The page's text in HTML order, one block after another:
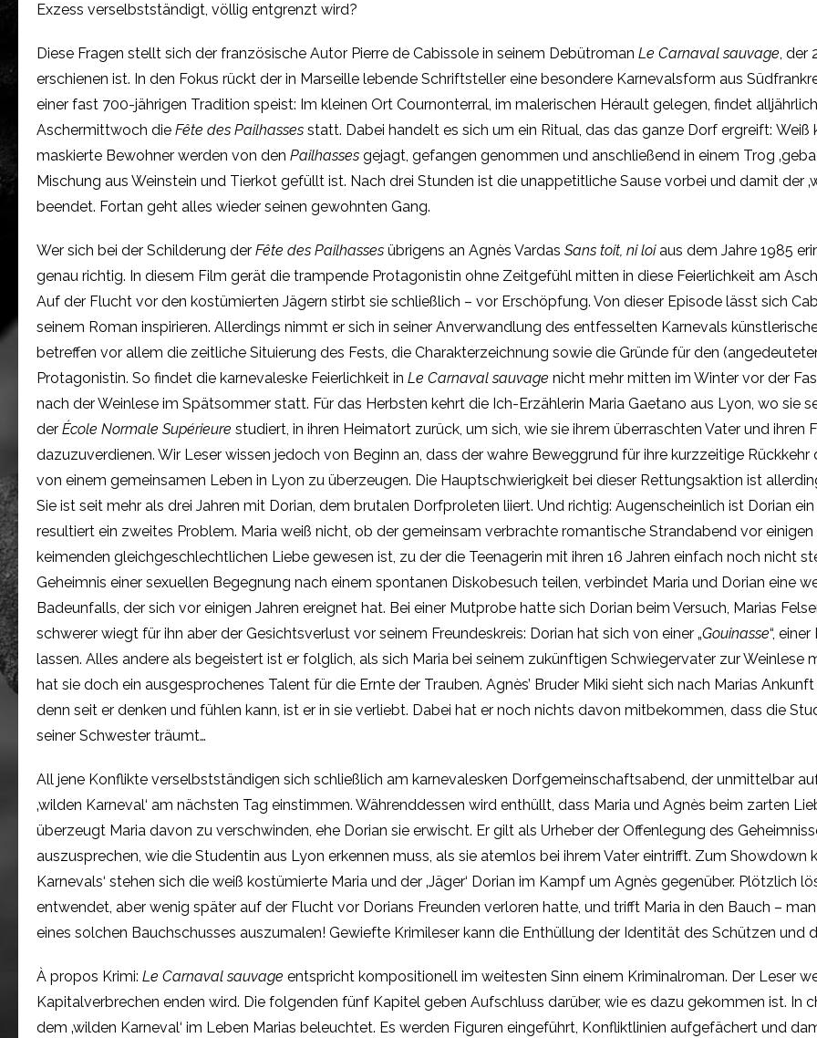
Exzess verselbstständigt, völlig entgrenzt wird?
Diese Fragen stellt sich der französische Autor Pierre de Cabissole in seinem Debütroman Le Carnaval sauvage, der
erschienen ist. In den Fokus rückt der in Marseille lebende Schriftsteller eine besondere Karnevalsform aus
einer fast 700-jährigen Tradition speist: Im kleinen Ort Cournonterral, im malerischen Hérault gelegen, findet
Aschermittwoch die Fête des Pailhasses statt. Dabei handelt es sich um ein Ritual, das das ganze Dorf ergreift:
maskierte Bewohner werden von den Pailhasses gejagt, gefangen genommen und anschließend in einem Trog
Mischung aus Weinstein und Tierkot gefüllt ist. Nach drei Stunden ist die unappetitliche Sause vorbei und damit der
beendet. Fortan geht alles wieder seinen gewohnten Gang.
Wer sich bei der Schilderung der Fête des Pailhasses übrigens an Agnès Vardas Sans toit, ni loiaus dem Jahre 1985
genau richtig. In diesem Film gerät die trampende Protagonistin ohne Zeitgefühl mitten in diese Feierlichkeit am
Auf der Flucht vor den kostümierten Jägern stirbt sie schließlich – vor Erschöpfung. Von dieser Episode lässt sich
seinem Roman inspirieren. Allerdings nimmt er sich in seiner Anverwandlung des entfesselten Karnevals
betreffen vor allem die zeitliche Situierung des Fests, die Charakterzeichnung sowie die Gründe für den
Protagonistin. So findet die karnevaleske Feierlichkeit in Le Carnaval sauvage nicht mehr mitten im Winter vor der
nach der Weinlese im Spätsommer statt. Für das Herbsten kehrt die Ich-Erzählerin Maria Gaetano aus Lyon, wo sie
der École Normale Supérieure studiert, in ihren Heimatort zurück, um sich, wie sie ihrem überraschten Vater und ihren
dazuzuverdienen. Wir Leser wissen jedoch von Beginn an, dass der wahre Beweggrund für ihre kurzzeitige
von einem gemeinsamen Leben in Lyon zu überzeugen. Die Hauptschwierigkeit bei dieser Rettungsaktion ist
Sie ist seit mehr als drei Jahren mit Dorian, dem brutalen Dorfproleten liiert. Und richtig: Augenscheinlich ist Dorian
resultiert ein zweites Problem. Maria weiß nicht, ob der gemeinsam verbrachte romantische Strandabend vor
keimenden gleichgeschlechtlichen Liebe gewesen ist, zu der die Teenagerin mit ihren 16 Jahren einfach noch nicht
Geheimnis einer sexuellen Begegnung nach einem spontanen Diskobesuch teilen, verbindet Maria und Dorian eine
Badeunfalls, der sich vor einigen Jahren ereignet hat. Bei einer Mutprobe hatte sich Dorian beim Versuch, Marias
schwerer wiegt für ihn aber der Gesichtsverlust vor seinem Freundeskreis: Dorian hat sich von einer „Gouinasse“,
lassen. Alles andere als begeistert ist er folglich, als sich Maria bei seinem zukünftigen Schwiegervater zur
hat sie doch ein ausgesprochenes Talent für die Ernte der Trauben. Agnès’ Bruder Miki sieht sich nach Marias
denn seit er denken und fühlen kann, ist er in sie verliebt. Dabei hat er noch nichts davon mitbekommen, dass die
seiner Schwester träumt…
All jene Konflikte verselbstständigen sich schließlich am karnevalesken Dorfgemeinschaftsabend, der unmittelbar
‚wilden Karneval‘ am nächsten Tag einstimmen. Währenddessen wird enthüllt, dass Maria und Agnès beim zarten
überzeugt Maria davon zu verschwinden, ehe Dorian sie erwischt. Er gilt als Urheber der Offenlegung des
auszusprechen, wie die Studentin aus Lyon erkennen muss, als sie atemlos bei ihrem Vater eintrifft. Zum Showdown
Karnevals‘ stehen sich die weiß kostümierte Maria und der ‚Jäger‘ Dorian im Kampf um Agnès gegenüber. Plötzlich
entwendet, aber wenig später auf der Flucht vor Dorians Freunden verloren hatte, und trifft Maria in den Bauch –
eines solchen Bauchschusses auszumalen! Gewiefte Krimileser kann die Enthüllung der Identität des Schützen und
À propos Krimi: Le Carnaval sauvage entspricht kompositionell im weitesten Sinn einem Kriminalroman. Der Leser
Kapitalverbrechen enden wird. Die folgenden fünf Kapitel geben Aufschluss darüber, wie es dazu gekommen ist. In
dem ‚wilden Karneval‘ im Leben Marias beleuchtet. Es werden Figuren eingeführt, Konfliktlinien aufgefächert und